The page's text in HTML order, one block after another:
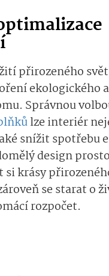
přirozeného
ekologického a
Správnou
lze interiér
snížit spotřebu
design
si krásy
se starat o
rozpočet.